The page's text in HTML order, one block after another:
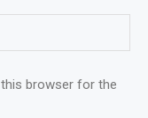
browser for the